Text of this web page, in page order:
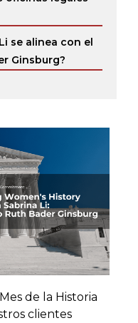
se alinea con el
Ginsburg?
de la Historia
clientes